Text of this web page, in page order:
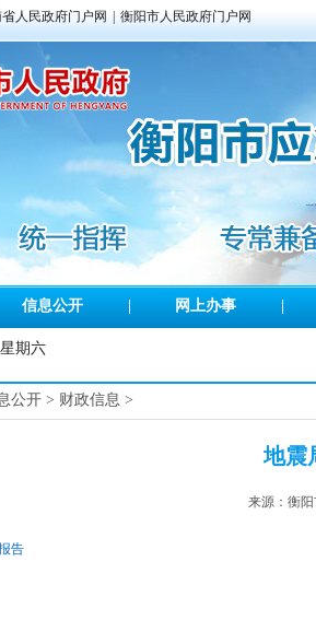
人民政府门户网 衡阳市人民政府门户网
信息公开 网上办事
期六
公开 > 财政信息 >
地震
来源：衡
告